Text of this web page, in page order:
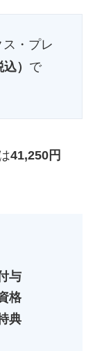
・プレ
） で
41,250円
与
格
典